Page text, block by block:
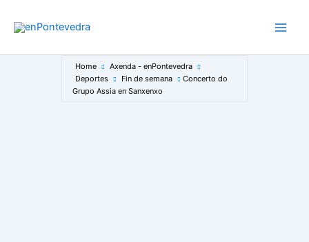
Home
Axenda - enPontevedra
Deportes
Fin de semana
Concerto do
Grupo Assia en Sanxenxo